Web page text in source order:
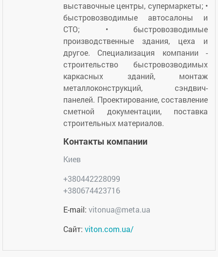
выставочные центры, супермаркеты; •
быстровозводимые автосалоны и
СТО; • быстровозводимые
производственные здания, цеха и
другое. Специализация компании -
строительство быстровозводимых
каркасных зданий, монтаж
металлоконструкций, сэндвич-
панелей. Проектирование, составление
сметной документации, поставка
строительных материалов.
Контакты компании
Киев
+380442228099
+380674423716
E-mail: vitonua@meta.ua
Сайт: viton.com.ua/